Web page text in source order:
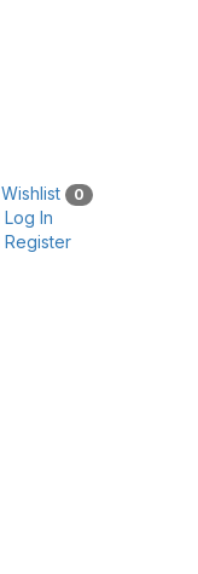
Wishlist 0
Log In
Register